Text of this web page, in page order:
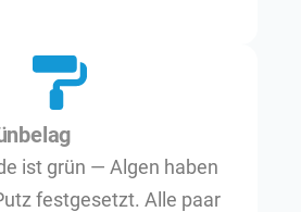
ist grün — Algen haben
festgesetzt. Alle paar